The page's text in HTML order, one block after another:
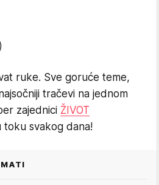
)
ruke. Sve goruće teme,
tračevi na jednom
zajednici ŽIVOT
toku svakog dana!